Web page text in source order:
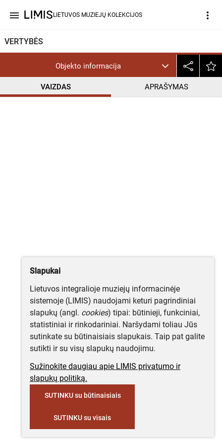
menu LIETUVOS MUZIEJŲ KOLEKCIJOS more_vert
VERTYBĖS
Objekto informacija
VAIZDAS APRAŠYMAS
Slapukai
Lietuvos integralioje muziejų informacinėje
sistemoje (LIMIS) naudojami keturi pagrindiniai
slapukų (angl. cookies) tipai: būtinieji, funkciniai,
statistiniai ir rinkodariniai. Naršydami toliau Jūs
sutinkate su būtinaisiais slapukais. Taip pat galite
sutikti ir su visų slapukų naudojimu.
Sužinokite daugiau apie LIMIS privatumo ir
slapukų politiką.
SUTINKU su būtinaisiais
SUTINKU su visais